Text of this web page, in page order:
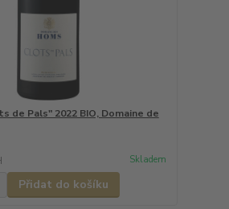
de Pals" 2022 BIO, Domaine de
Skladem
Přidat do košíku